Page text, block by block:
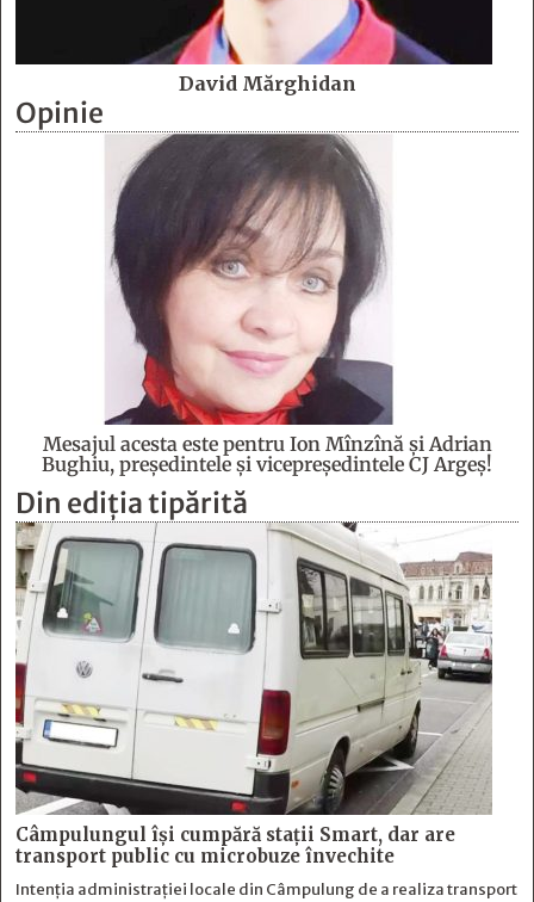
David Mărghidan
Opinie
Mesajul acesta este pentru Ion Mînzînă şi Adrian
Bughiu, preşedintele şi vicepreşedintele CJ Argeş!
Din ediția tipărită
Câmpulungul îşi cumpără staţii Smart, dar are
transport public cu microbuze învechite
Intenția administrației locale din Câmpulung de a realiza transport